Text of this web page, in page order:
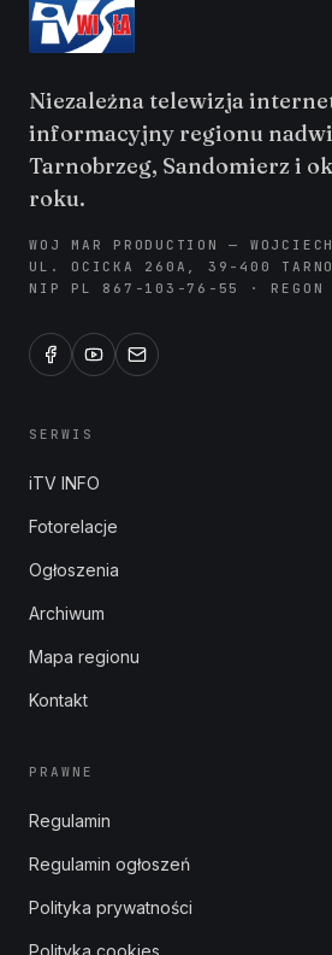
Niezależna telewizja
informacyjny regionu
Tarnobrzeg, Sandomierz i
roku.
WOJ MAR PRODUCTION —
UL. OCICKA 260A, 39-400
NIP PL 867-103-76-55 · REGON
SERWIS
iTV INFO
Fotorelacje
Ogłoszenia
Archiwum
Mapa regionu
Kontakt
PRAWNE
Regulamin
Regulamin ogłoszeń
Polityka prywatności
Polityka cookies